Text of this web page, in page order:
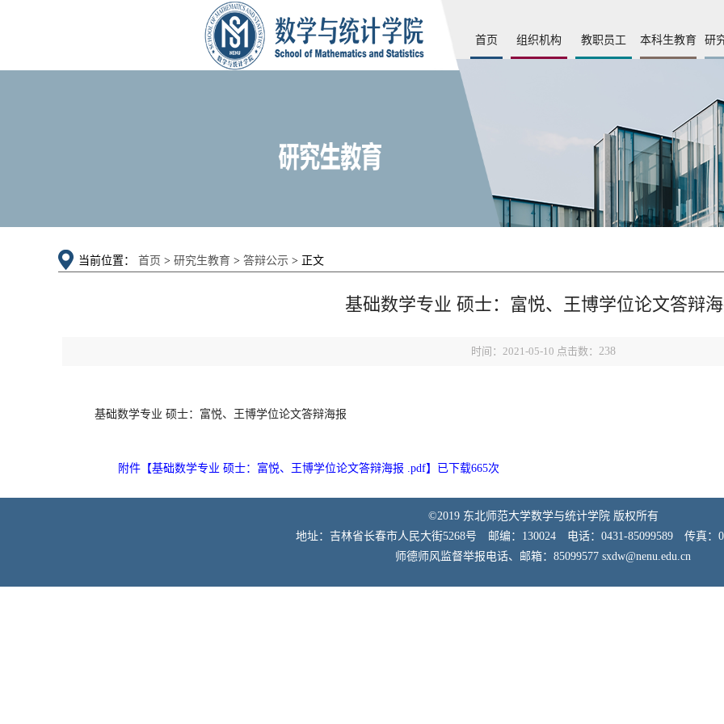
首页 组织机构 教职员工 本科生教育 研
当前位置： 首页 > 研究生教育 > 答辩公示 > 正文
基础数学专业 硕士：富悦、王博学位论文答辩
时间：2021-05-10 点击数： 238
基础数学专业 硕士：富悦、王博学位论文答辩海报
附件【基础数学专业 硕士：富悦、王博学位论文答辩海报 .pdf】已下载665次
©2019 东北师范大学数学与统计学院 版权所有
地址：吉林省长春市人民大街5268号 邮编：130024 电话：0431-85099589 传真：
师德师风监督举报电话、邮箱：85099577 sxdw@nenu.edu.cn